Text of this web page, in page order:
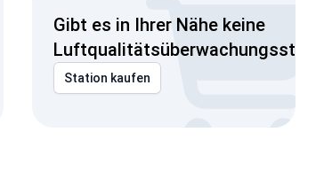
Gibt es in Ihrer Nähe keine
Station kaufen